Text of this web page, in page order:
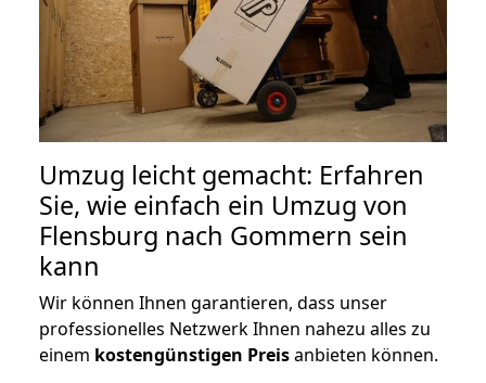
Umzug leicht gemacht: Erfahren
Sie, wie einfach ein Umzug von
Flensburg nach Gommern sein
kann
Wir können Ihnen garantieren, dass unser
professionelles Netzwerk Ihnen nahezu alles zu
einem kostengünstigen Preisanbieten können.